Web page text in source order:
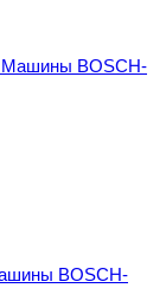
BOSCH-